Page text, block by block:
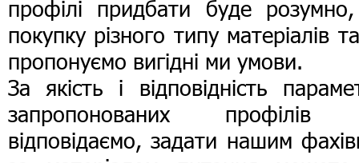
профілі придбати буде
покупку різного типу матеріалів
пропонуємо вигідні ми умови.
За якість і відповідність
запропонованих
відповідаємо, задати нашим